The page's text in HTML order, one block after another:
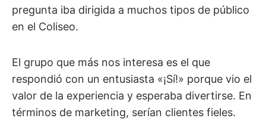
pregunta iba dirigida a muchos tipos de público
en el Coliseo.
El grupo que más nos interesa es el que
respondió con un entusiasta «¡Sí!» porque vio el
valor de la experiencia y esperaba divertirse. En
términos de marketing, serían clientes fieles.